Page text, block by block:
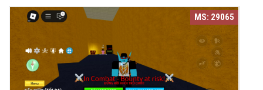
MS: 29065